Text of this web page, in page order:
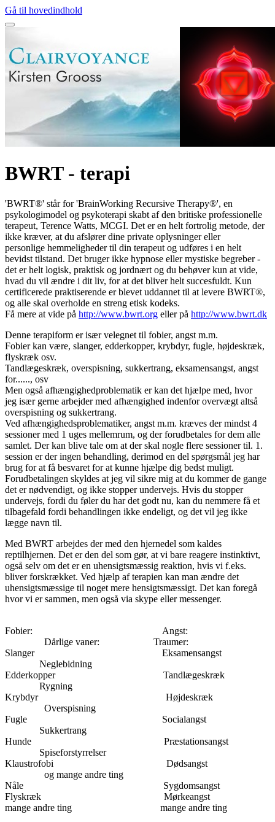
Gå til hovedindhold
BWRT - terapi
'BWRT®' står for 'BrainWorking Recursive Therapy®', en
psykologimodel og psykoterapi skabt af den britiske professionelle
terapeut, Terence Watts, MCGI. Det er en helt fortrolig metode, der
ikke kræver, at du afslører dine private oplysninger eller
personlige hemmeligheder til din terapeut og udføres i en helt
bevidst tilstand. Det bruger ikke hypnose eller mystiske begreber -
det er helt logisk, praktisk og jordnært og du behøver kun at vide,
hvad du vil ændre i dit liv, for at det bliver helt succesfuldt. Kun
certificerede praktiserende er blevet uddannet til at levere BWRT®,
og alle skal overholde en streng etisk kodeks.
Få mere at vide på http://www.bwrt.org eller på http://www.bwrt.dk
Denne terapiform er især velegnet til fobier, angst m.m.
Fobier kan være, slanger, edderkopper, krybdyr, fugle, højdeskræk,
flyskræk osv.
Tandlægeskræk, overspisning, sukkertrang, eksamensangst, angst
for......, osv
Men også afhængighedproblematik er kan det hjælpe med, hvor
jeg især gerne arbejder med afhængighed indenfor overvægt altså
overspisning og sukkertrang.
Ved afhængighedsproblematiker, angst m.m. kræves der mindst 4
sessioner med 1 uges mellemrum, og der forudbetales for dem alle
samlet. Der kan blive tale om at der skal nogle flere sessioner til. 1.
session er der ingen behandling, derimod en del spørgsmål jeg har
brug for at få besvaret for at kunne hjælpe dig bedst muligt.
Forudbetalingen skyldes at jeg vil sikre mig at du kommer de gange
det er nødvendigt, og ikke stopper undervejs. Hvis du stopper
undervejs, fordi du føler du har det godt nu, kan du nemmere få et
tilbagefald fordi behandlingen ikke endeligt, og det vil jeg ikke
lægge navn til.
Med BWRT arbejdes der med den hjernedel som kaldes
reptilhjernen. Det er den del som gør, at vi bare reagere instinktivt,
også selv om det er en uhensigtsmæssig reaktion, hvis vi f.eks.
bliver forskrækket. Ved hjælp af terapien kan man ændre det
uhensigtsmæssige til noget mere hensigtsmæssigt. Det kan foregå
hvor vi er sammen, men også via skype eller messenger.
Fobier: Angst:
Dårlige vaner: Traumer:
Slanger Eksamensangst
Neglebidning
Edderkopper Tandlægeskræk
Rygning
Krybdyr Højdeskræk
Overspisning
Fugle Socialangst
Sukkertrang
Hunde Præstationsangst
Spiseforstyrrelser
Klaustrofobi Dødsangst
og mange andre ting
Nåle Sygdomsangst
Flyskræk Mørkeangst
mange andre ting mange andre ting